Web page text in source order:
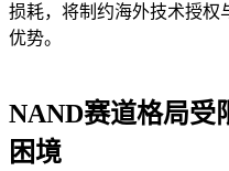
损耗，将制约海外技术授权
优势。
NAND赛道格局受
困境